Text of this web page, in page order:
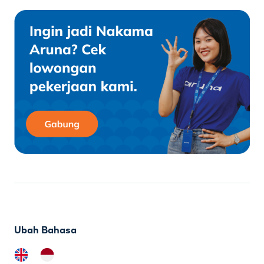
Ubah Bahasa